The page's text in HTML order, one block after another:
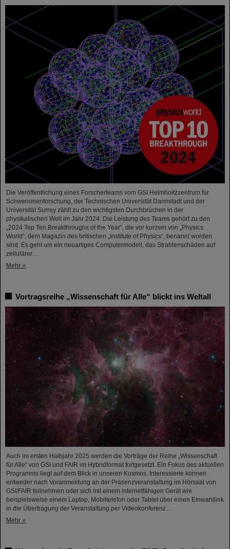
Die Veröffentlichung eines Forscherteams vom GSI Helmholtzzentrum für
Schwerionenforschung, der Technischen Universität Darmstadt und der
Universität Surrey zählt zu den wichtigsten Durchbrüchen in der
physikalischen Welt im Jahr 2024: Die Leistung des Teams gehört zu den
„2024 Top Ten Breakthroughs of the Year“, die vor kurzem von „Physics
World“, dem Magazin des britischen „Institute of Physics“, benannt worden
sind. Es geht um ein neuartiges Computermodell, das Strahlenschäden auf
zellulärer…
Mehr »
Vortragsreihe „Wissenschaft für Alle“ blickt ins Weltall
Auch im ersten Halbjahr 2025 werden die Vorträge der Reihe „Wissenschaft
für Alle“ von GSI und FAIR im Hybridformat fortgesetzt. Ein Fokus des aktuellen
Programms liegt auf dem Blick in unseren Kosmos. Interessierte können
entweder nach Voranmeldung an der Präsenzveranstaltung im Hörsaal von
GSI/FAIR teilnehmen oder sich mit einem internetfähigen Gerät wie
beispielsweise einem Laptop, Mobiltelefon oder Tablet über einen Einwahllink
in die Übertragung der Veranstaltung per Videokonferenz…
Mehr »